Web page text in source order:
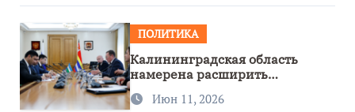
ПОЛИТИКА
Калининградская область
намерена расширить
сотрудничество с Узбекистаном
Июн 11, 2026